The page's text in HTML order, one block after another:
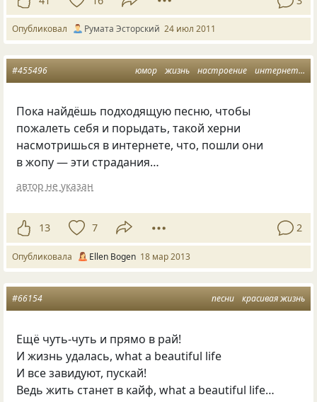
Опубликовал Румата Эсторский 24 июл 2011
юмор жизнь настроение интернет
#455496
Пока найдёшь подходящую песню, чтобы
пожалеть себя и порыдать, такой херни
насмотришься в интернете, что, пошли они
в жопу — эти страдания…
автор не указан
13 7 2
Опубликовала Ellen Bogen 18 мар 2013
песни красивая жизнь
#66154
Ещё чуть-чуть и прямо в рай!
И жизнь удалась, what a beautiful life
И все завидуют, пускай!
Ведь жить станет в кайф, what a beautiful life…